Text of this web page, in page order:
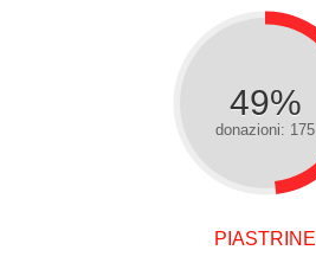
49%
donazioni: 175
PIASTRINE